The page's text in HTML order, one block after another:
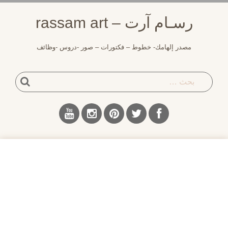
رسـام آرت – rassam art
مصدر إلهامك- خطوط – فكتورات – صور -دروس -وظائف